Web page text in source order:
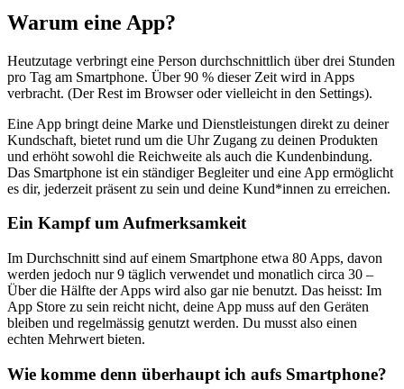
Warum eine App?
Heutzutage verbringt eine Person durchschnittlich über drei Stunden
pro Tag am Smartphone. Über 90 % dieser Zeit wird in Apps
verbracht. (Der Rest im Browser oder vielleicht in den Settings).
Eine App bringt deine Marke und Dienstleistungen direkt zu deiner
Kundschaft, bietet rund um die Uhr Zugang zu deinen Produkten
und erhöht sowohl die Reichweite als auch die Kundenbindung.
Das Smartphone ist ein ständiger Begleiter und eine App ermöglicht
es dir, jederzeit präsent zu sein und deine Kund*innen zu erreichen.
Ein Kampf um Aufmerksamkeit
Im Durchschnitt sind auf einem Smartphone etwa 80 Apps, davon
werden jedoch nur 9 täglich verwendet und monatlich circa 30 –
Über die Hälfte der Apps wird also gar nie benutzt. Das heisst: Im
App Store zu sein reicht nicht, deine App muss auf den Geräten
bleiben und regelmässig genutzt werden. Du musst also einen
echten Mehrwert bieten.
Wie komme denn überhaupt ich aufs Smartphone?